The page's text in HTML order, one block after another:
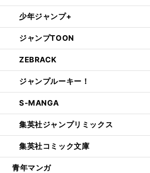
少年ジャンプ+
ジャンプTOON
ZEBRACK
ジャンプルーキー！
S-MANGA
集英社ジャンプリミックス
集英社コミック文庫
青年マンガ